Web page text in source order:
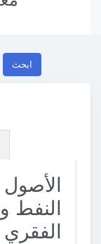
ابحث
النفط
الفقري